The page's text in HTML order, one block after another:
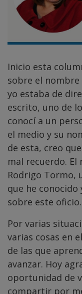
Inicio esta
sobre el nombre
yo estaba de
escrito, uno de
conocí a un
el medio y su
de esta, creo
mal recuerdo.
Rodrigo Tormo,
que he
sobre este oficio.
Por varias
varias cosas en
de las que
avanzar. Hoy
oportunidad de
compartir por